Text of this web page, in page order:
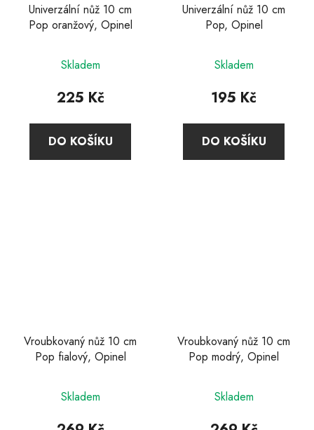
Univerzální nůž 10 cm
Pop oranžový, Opinel
Skladem
225 Kč
DO KOŠÍKU
Univerzální nůž 10 cm
Pop, Opinel
Skladem
195 Kč
DO KOŠÍKU
Vroubkovaný nůž 10 cm
Pop fialový, Opinel
Skladem
Vroubkovaný nůž 10 cm
Pop modrý, Opinel
Skladem